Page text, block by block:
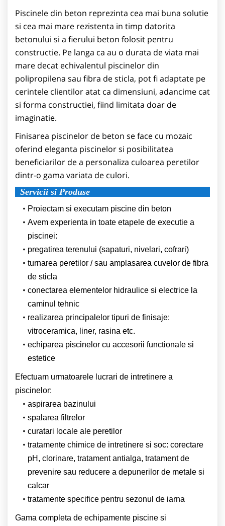
Piscinele din beton reprezinta cea mai buna solutie
si cea mai mare rezistenta in timp datorita
betonului si a fierului beton folosit pentru
constructie. Pe langa ca au o durata de viata mai
mare decat echivalentul piscinelor din
polipropilena sau fibra de sticla, pot fi adaptate pe
cerintele clientilor atat ca dimensiuni, adancime cat
si forma constructiei, fiind limitata doar de
imaginatie.
Finisarea piscinelor de beton se face cu mozaic
oferind eleganta piscinelor si posibilitatea
beneficiarilor de a personaliza culoarea peretilor
dintr-o gama variata de culori.
Servicii si Produse
Proiectam si executam piscine din beton
Avem experienta in toate etapele de executie a
piscinei:
pregatirea terenului (sapaturi, nivelari, cofrari)
turnarea peretilor / sau amplasarea cuvelor de fibra
de sticla
conectarea elementelor hidraulice si electrice la
caminul tehnic
realizarea principalelor tipuri de finisaje:
vitroceramica, liner, rasina etc.
echiparea piscinelor cu accesorii functionale si
estetice
Efectuam urmatoarele lucrari de intretinere a
piscinelor:
aspirarea bazinului
spalarea filtrelor
curatari locale ale peretilor
tratamente chimice de intretinere si soc: corectare
pH, clorinare, tratament antialga, tratament de
prevenire sau reducere a depunerilor de metale si
calcar
tratamente specifice pentru sezonul de iarna
Gama completa de echipamente piscine si